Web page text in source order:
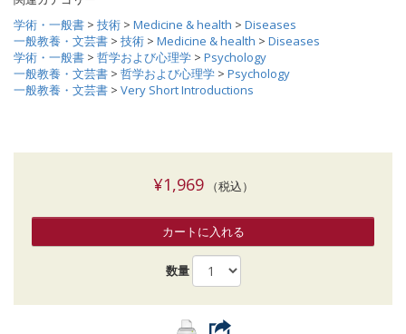
学術・一般書 > 技術 > Medicine & health > Diseases
一般教養・文芸書 > 技術 > Medicine & health > Diseases
学術・一般書 > 哲学および心理学 > Psychology
一般教養・文芸書 > 哲学および心理学 > Psychology
一般教養・文芸書 > Very Short Introductions
¥1,969（税込）
カートに入れる
数量